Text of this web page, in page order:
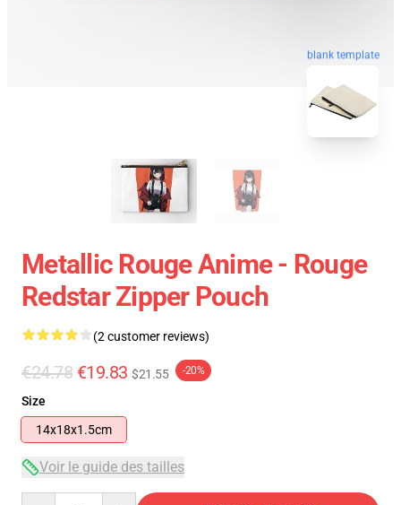
blank template
Metallic Rouge Anime - Rouge
Redstar Zipper Pouch
(2 customer reviews)
€24.78 €19.83 $21.55 -20%
Size
14x18x1.5cm
Voir le guide des tailles